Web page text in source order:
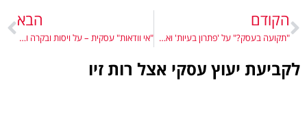
הקודם
"תקועה בעסק?" על 'פתרון בעיות' ואסטרטגיות התמודדות
הבא
"אי וודאות" עסקית – על ויסות ובקרה ואיך להגביר יציבות
לקביעת יעוץ עסקי אצל רות זיו